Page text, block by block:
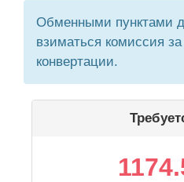
Обменными пунктами
взиматься комиссия
конвертации.